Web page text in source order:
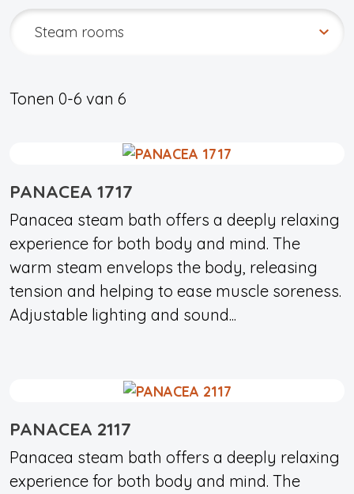
Tonen 0-6 van 6
PANACEA 1717
Panacea steam bath offers a deeply relaxing
experience for both body and mind. The
warm steam envelops the body, releasing
tension and helping to ease muscle soreness.
Adjustable lighting and sound...
PANACEA 2117
Panacea steam bath offers a deeply relaxing
experience for both body and mind. The